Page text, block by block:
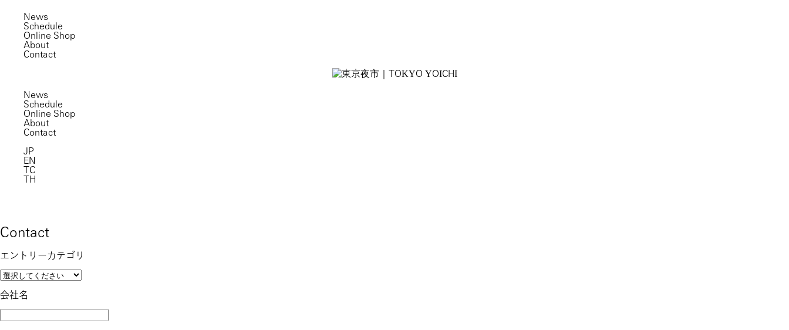
News
Schedule
Online Shop
About
Contact
News
Schedule
Online Shop
About
Contact
JP
EN
TC
TH
Contact
エントリーカテゴリ
会社名